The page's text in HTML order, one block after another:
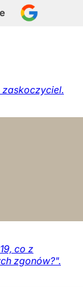
zaskoczyciel.
co z
zgonów?".